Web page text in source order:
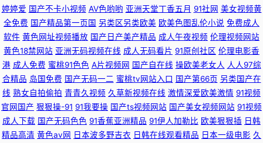
女很黄免费 国产精品欧美日韩五月 四虎影院8848 黑丝wwwcom 91色青草
四虎AV网址 豆奶视频导航 影音先锋资源站AV 九热免费视频播放 日韩三级黄
91娇妻激情四射 美日欧一本道 久久6视频 中文字幕影音先锋av 欧日韩美精
品四区 91www涩色 成人蜜桃网站 日韩日韩日韩日韩日 福利理论片 亚韩性
爱 99精品只有精品 日本a啊v在下观看 91热自拍视频 国产精品久操 偷拍视
婷婷爱 国产不卡小视频 AV色哟哟 亚洲天堂丁香五月 91社网 美女视频黄
全免费 国产精品第一页国 另类区另类欧美 欧美色图乱伦小说 免费成人
软件 黄色网址视频播放 国产日产美产精品 成人午夜视频 伦理视频网站
黄色18禁网站 亚洲无码视频在线 成人无码看片 91原创社区 伦理电影香
港 成人免费 蜜桃91色色 A片视频网 国产自在线 操欧美老女人 人人97综
合精品 岛国免费 国产无码一二 蜜桃tv网站入口 国产第66页 另类国产在
线 熟女自拍偷拍 青青久视频 久草新视频在线 激情深爱欧美激情 91视频
官网国产 狠狠操-91 91我要操 国产ts视频网站 国产美女视频网站 91视频
成人下载 国产无码色色 91香蕉亚洲精品 91伊人加勒比 欧美狠狠插 日韩
精品高清 黄色av网 日本波多野吉衣 日韩在线观看精品 日本一级电影 久